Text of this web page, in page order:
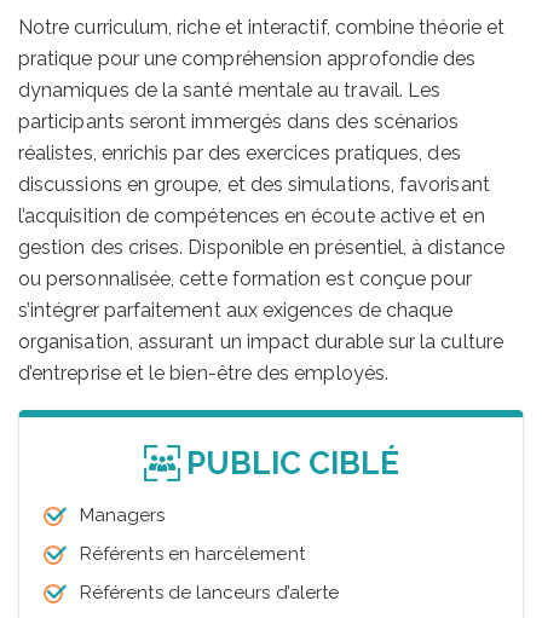
Notre curriculum, riche et interactif, combine théorie et
pratique pour une compréhension approfondie des
dynamiques de la santé mentale au travail. Les
participants seront immergés dans des scénarios
réalistes, enrichis par des exercices pratiques, des
discussions en groupe, et des simulations, favorisant
l’acquisition de compétences en écoute active et en
gestion des crises. Disponible en présentiel, à distance
ou personnalisée, cette formation est conçue pour
s’intégrer parfaitement aux exigences de chaque
organisation, assurant un impact durable sur la culture
d’entreprise et le bien-être des employés.
PUBLIC CIBLÉ
Managers
Référents en harcèlement
Référents de lanceurs d’alerte